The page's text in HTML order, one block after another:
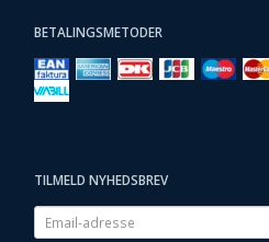
BETALINGSMETODER
TILMELD NYHEDSBREV
Email-
adresse